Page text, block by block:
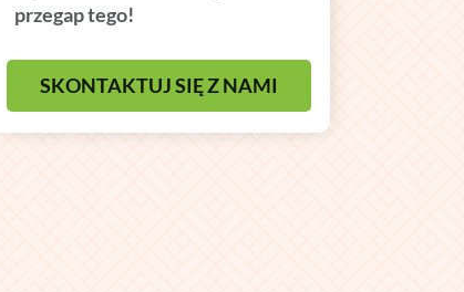
przegap tego!
SKONTAKTUJ SIĘ Z NAMI